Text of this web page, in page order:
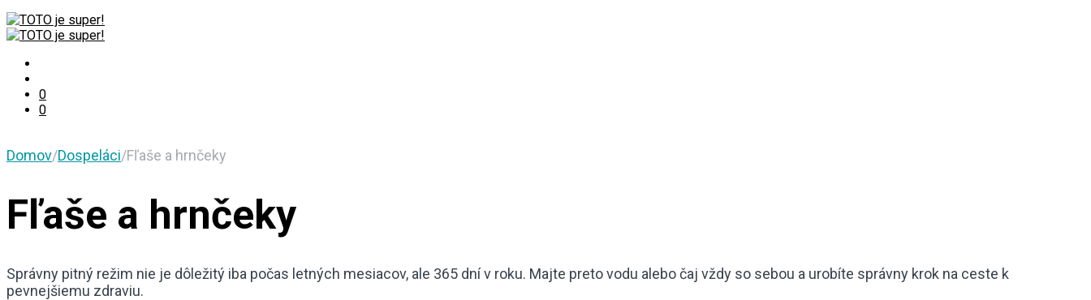
0
0
Domov/Dospeláci/Fľaše a hrnčeky
Fľaše a hrnčeky
Správny pitný režim nie je dôležitý iba počas letných mesiacov, ale 365 dní v roku. Majte preto vodu alebo čaj vždy so sebou a urobíte správny krok na ceste k
pevnejšiemu zdraviu.